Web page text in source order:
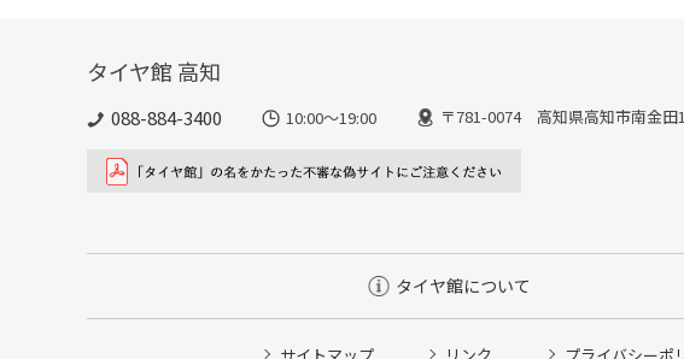
タイヤ館 高知
088-884-3400 10:00〜19:00 〒781-0074 高知県高知市南金田
タイヤ館について
サイトマップ リンク プライバシーポ